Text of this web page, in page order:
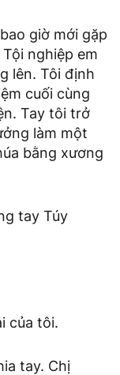
giờ mới gặp
nghiệp em
lên. Tôi định
cuối cùng
Tay tôi trở
làm một
bằng xương
tay Túy
của tôi.
tay. Chị